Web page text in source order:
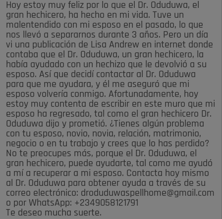
Hoy estoy muy feliz por lo que el Dr. Oduduwa, el
gran hechicero, ha hecho en mi vida. Tuve un
malentendido con mi esposo en el pasado, lo que
nos llevó a separarnos durante 3 años. Pero un día
vi una publicación de Lisa Andrew en internet donde
contaba que el Dr. Oduduwa, un gran hechicero, la
había ayudado con un hechizo que le devolvió a su
esposo. Así que decidí contactar al Dr. Oduduwa
para que me ayudara, y él me aseguró que mi
esposo volvería conmigo. Afortunadamente, hoy
estoy muy contenta de escribir en este muro que mi
esposo ha regresado, tal como el gran hechicero Dr.
Oduduwa dijo y prometió. ¿Tienes algún problema
con tu esposo, novio, novia, relación, matrimonio,
negocio o en tu trabajo y crees que lo has perdido?
No te preocupes más, porque el Dr. Oduduwa, el
gran hechicero, puede ayudarte, tal como me ayudó
a mí a recuperar a mi esposo. Contacta hoy mismo
al Dr. Oduduwa para obtener ayuda a través de su
correo electrónico: droduduwaspellhome@gmail.com
o por WhatsApp: +2349058121791
Te deseo mucha suerte.